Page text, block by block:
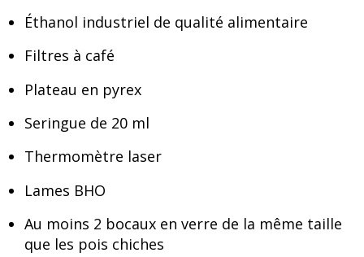
Éthanol industriel de qualité alimentaire
Filtres à café
Plateau en pyrex
Seringue de 20 ml
Thermomètre laser
Lames BHO
Au moins 2 bocaux en verre de la même taille
que les pois chiches